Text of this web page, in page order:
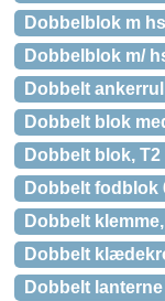
Dobbelblok m
Dobbelblok m/
Dobbelt
Dobbelt blok
Dobbelt blok, T2
Dobbelt fodblok
Dobbelt
Dobbelt
Dobbelt